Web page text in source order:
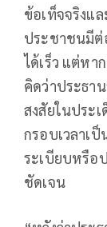
ข้อเท็จจริงแ
ประชาชนมีต่
ได้เร็ว แต่หา
คิดว่าประธา
สงสัยในประเ
กรอบเวลาเ
ระเบียบหรือ
ชัดเจน